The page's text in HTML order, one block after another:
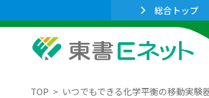
総合トップ
TOP いつでもできる化学平衡の移動実験